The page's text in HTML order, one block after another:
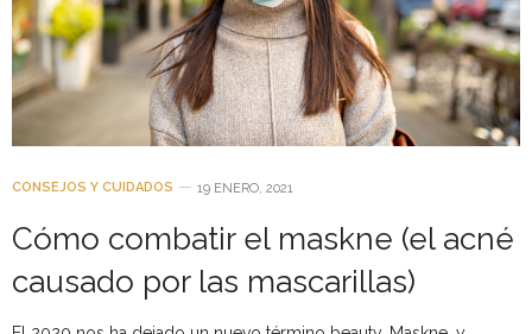
CONSEJOS Y CUIDADOS 19 ENERO, 2021
Cómo combatir el maskne (el acné
causado por las mascarillas)